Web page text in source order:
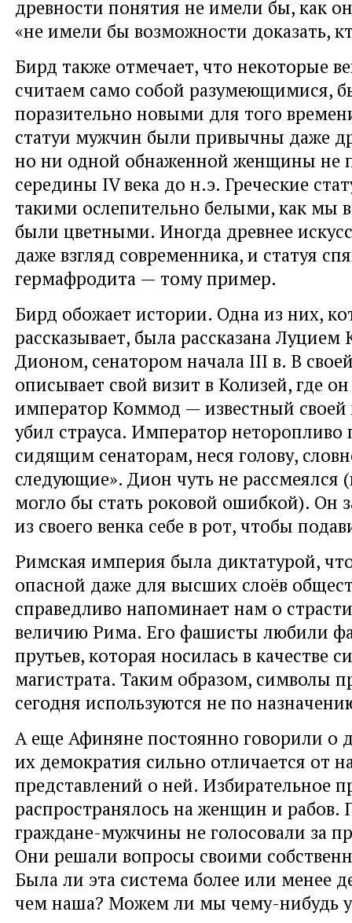
древности понятия не имели бы, как
«не имели бы возможности доказать,
Бирд также отмечает, что некоторые
считаем само собой разумеющимися,
поразительно новыми для того
статуи мужчин были привычны даже
но ни одной обнаженной женщины не
середины IV века до н.э. Греческие
такими ослепительно белыми, как мы
были цветными. Иногда древнее
даже взгляд современника, и статуя
гермафродита — тому пример.
Бирд обожает истории. Одна из них,
рассказывает, была рассказана Луцием
Дионом, сенатором начала III в. В
описывает свой визит в Колизей, где
император Коммод — известный
убил страуса. Император
сидящим сенаторам, неся голову,
следующие». Дион чуть не рассмеялся
могло бы стать роковой ошибкой). Он
из своего венка себе в рот, чтобы
Римская империя была диктатурой,
опасной даже для высших слоёв
справедливо напоминает нам о
величию Рима. Его фашисты любили
прутьев, которая носилась в качестве
магистрата. Таким образом, символы
сегодня используются не по
А еще Афиняне постоянно говорили о
их демократия сильно отличается от
представлений о ней. Избирательное
распространялось на женщин и рабов.
граждане-мужчины не голосовали за
Они решали вопросы своими
Была ли эта система более или менее
чем наша? Можем ли мы чему-нибудь у